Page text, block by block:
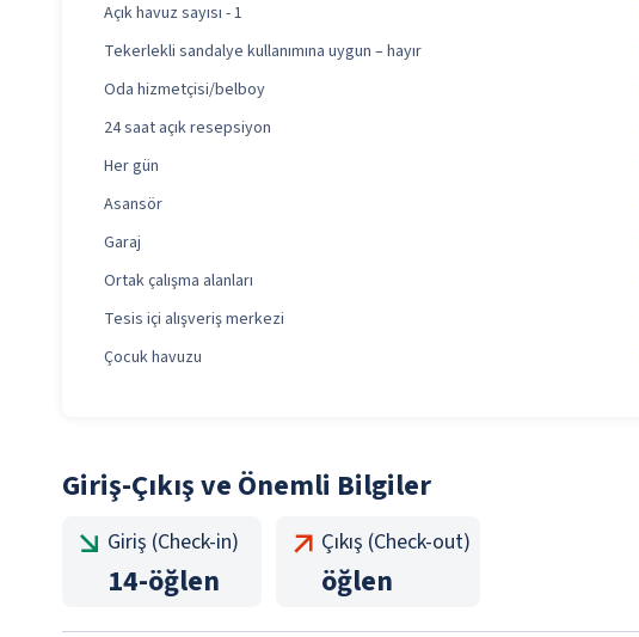
Açık havuz sayısı - 1
Tekerlekli sandalye kullanımına uygun – hayır
Oda hizmetçisi/belboy
24 saat açık resepsiyon
Her gün
Asansör
Garaj
Ortak çalışma alanları
Tesis içi alışveriş merkezi
Çocuk havuzu
Giriş-Çıkış ve Önemli Bilgiler
Giriş (Check-in)
14-öğlen
Çıkış (Check-out)
öğlen